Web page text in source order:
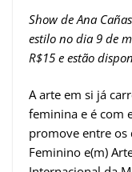
Show de Ana
estilo no dia 9 de
R$15 e estão
A arte em si já
feminina e é com
promove entre os
Feminino e(m)